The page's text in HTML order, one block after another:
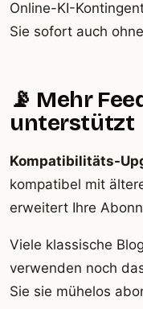
Online-KI-
Sie sofort auch
📡 Mehr
unterstützt
Kompatibilitäts-
kompatibel mit
erweitert Ihre
Viele klassische
verwenden noch
Sie sie mühelos